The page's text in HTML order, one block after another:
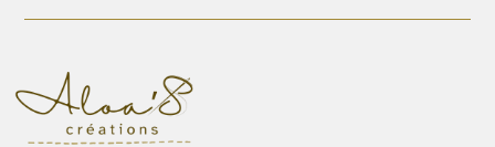
page